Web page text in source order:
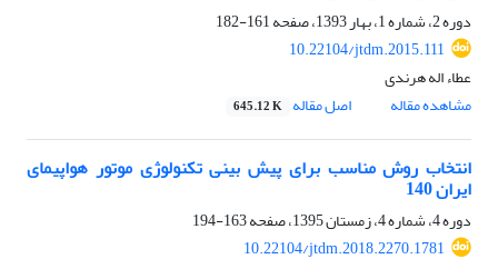
دوره 2، شماره 1، بهار 1393، صفحه
161-182
10.22104/jtdm.2015.111
عطاء اله هرندی
مشاهده مقاله
اصل مقاله 645.12 K
انتخاب روش مناسب برای پیش ‏بینی تکنولوژی موتور هواپیمای
ایران 140
دوره 4، شماره 4، زمستان 1395، صفحه
163-194
10.22104/jtdm.2018.2270.1781